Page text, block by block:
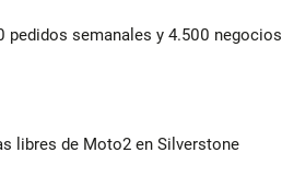
pedidos semanales y 4.500 negocios
libres de Moto2 en Silverstone